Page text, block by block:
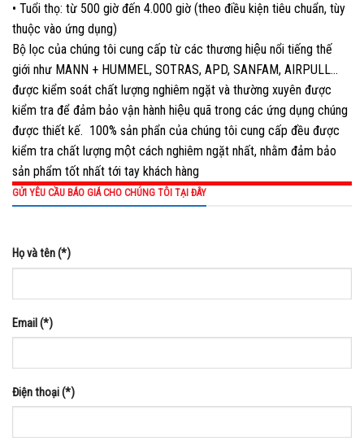
• Tuổi thọ: từ 500 giờ đến 4.000 giờ (theo điều kiện tiêu chuẩn, tùy
thuộc vào ứng dụng)
Bộ lọc của chúng tôi cung cấp từ các thương hiệu nổi tiếng thế
giới như MANN + HUMMEL, SOTRAS, APD, SANFAM, AIRPULL…
được kiểm soát chất lượng nghiêm ngặt và thường xuyên được
kiểm tra để đảm bảo vận hành hiệu quã trong các ứng dụng chúng
được thiết kế. 100% sản phẩn của chúng tôi cung cấp đều được
kiểm tra chất lượng một cách nghiêm ngặt nhất, nhằm đảm bảo
sản phẩm tốt nhất tới tay khách hàng
GỬI YÊU CẦU BÁO GIÁ CHO CHÚNG TÔI TẠI ĐÂY
Họ và tên (*)
Email (*)
Điện thoại (*)